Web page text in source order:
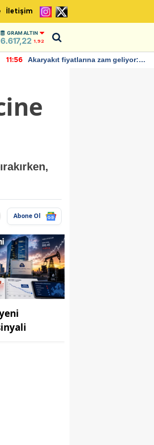
İletişim
GRAM ALTIN
6.617,22 1,92
11:56
Akaryakıt fiyatlarına zam geliyor:
Abone Ol